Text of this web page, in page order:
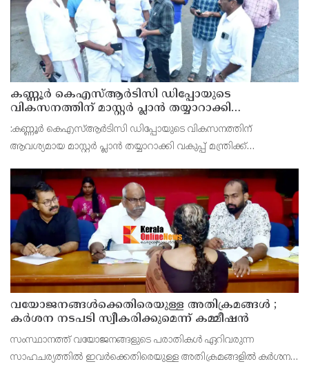
കണ്ണൂർ കെഎസ്ആർടിസി ഡിപ്പോയുടെ
വികസനത്തിന് മാസ്റ്റർ പ്ലാൻ തയ്യാറാക്കി
സമർപ്പിക്കും : ടി ഒ മോഹനൻ എം എൽ എ
:കണ്ണൂർ കെഎസ്ആർടിസി ഡിപ്പോയുടെ വികസനത്തിന്
ആവശ്യമായ മാസ്റ്റർ പ്ലാൻ തയ്യാറാക്കി വകുപ്പ് മന്ത്രിക്ക്
ഡിപ്പോയ്ക്ക് നാല് ഏക്കറിൽ അധികം വരുന്ന സ്ഥലമുണ്ട്
വയോജനങ്ങൾക്കെതിരെയുള്ള അതിക്രമങ്ങൾ ;
കർശന നടപടി സ്വീകരിക്കുമെന്ന് കമ്മീഷൻ
സംസ്ഥാനത്ത് വയോജനങ്ങളുടെ പരാതികൾ ഏറിവരുന്ന
സാഹചര്യത്തിൽ ഇവർക്കെതിരെയുള്ള അതിക്രമങ്ങളിൽ കർശന